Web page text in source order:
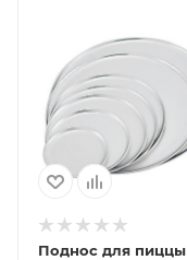
Поднос для пиццы